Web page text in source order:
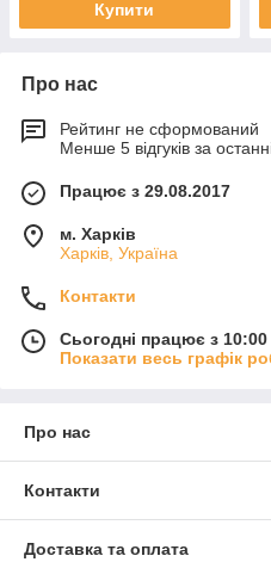
Купити
Про нас
Рейтинг не сформований
Менше 5 відгуків за
Працює з 29.08.2017
м. Харків
Харків, Україна
Контакти
Сьогодні працює з
Показати весь графік
Про нас
Контакти
Доставка та оплата